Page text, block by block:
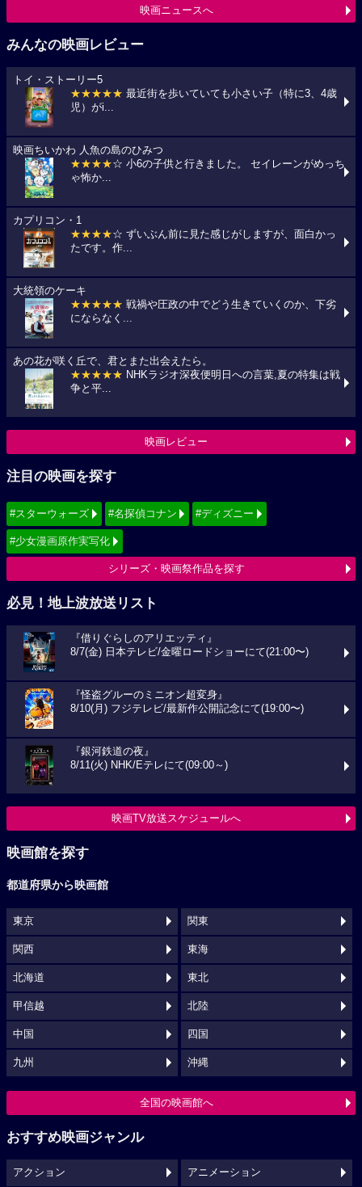
映画ニュースへ
みんなの映画レビュー
トイ・ストーリー5
★★★★★ 最近街を歩いていても小さい子（特に3、4歳
児）がi...
映画ちいかわ 人魚の島のひみつ
★★★★☆ 小6の子供と行きました。 セイレーンがめっち
ゃ怖か...
カプリコン・1
★★★★☆ ずいぶん前に見た感じがしますが、面白かっ
たです。作...
大統領のケーキ
★★★★★ 戦禍や圧政の中でどう生きていくのか、下劣
にならなく...
あの花が咲く丘で、君とまた出会えたら。
★★★★★ NHKラジオ深夜便明日への言葉,夏の特集は戦
争と平...
映画レビュー
注目の映画を探す
#スターウォーズ #名探偵コナン #ディズニー
#少女漫画原作実写化
シリーズ・映画祭作品を探す
必見！地上波放送リスト
『借りぐらしのアリエッティ』
8/7(金) 日本テレビ/金曜ロードショーにて(21:00〜)
『怪盗グルーのミニオン超変身』
8/10(月) フジテレビ/最新作公開記念にて(19:00〜)
『銀河鉄道の夜』
8/11(火) NHK/Eテレにて(09:00～)
映画TV放送スケジュールへ
映画館を探す
都道府県から映画館
東京 関東
関西 東海
北海道 東北
甲信越 北陸
中国 四国
九州 沖縄
全国の映画館へ
おすすめ映画ジャンル
アクション アニメーション